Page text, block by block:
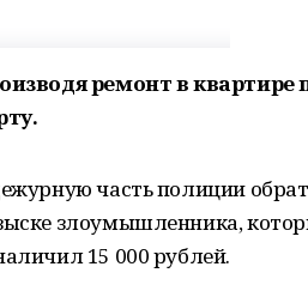
ремонт в квартире
часть полиции
злоумышленника,
15 000 рублей.